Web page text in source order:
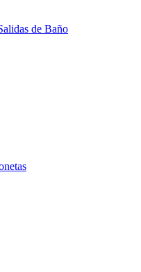
de Baño